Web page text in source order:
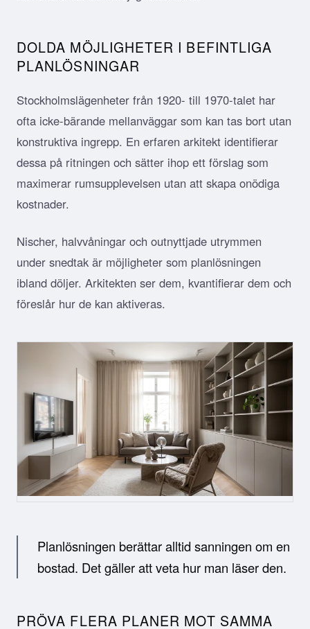
DOLDA MÖJLIGHETER I BEFINTLIGA
PLANLÖSNINGAR
Stockholmslägenheter från 1920- till 1970-talet har
ofta icke-bärande mellanväggar som kan tas bort utan
konstruktiva ingrepp. En erfaren arkitekt identifierar
dessa på ritningen och sätter ihop ett förslag som
maximerar rumsupplevelsen utan att skapa onödiga
kostnader.
Nischer, halvvåningar och outnyttjade utrymmen
under snedtak är möjligheter som planlösningen
ibland döljer. Arkitekten ser dem, kvantifierar dem och
föreslår hur de kan aktiveras.
Planlösningen berättar alltid sanningen om en
bostad. Det gäller att veta hur man läser den.
PRÖVA FLERA PLANER MOT SAMMA